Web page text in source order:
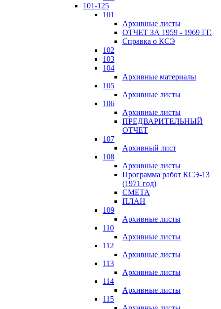
101-125
101
Архивные листы
ОТЧЕТ ЗА 1959 - 1969 ГГ.
Справка о КСЭ
102
103
104
Архивные материалы
105
Архивные листы
106
Архивные листы
ПРЕДВАРИТЕЛЬНЫЙ
ОТЧЕТ
107
Архивный лист
108
Архивные листы
Программа работ КСЭ-13
(1971 год)
СМЕTA
ПЛАН
109
Архивные листы
110
Архивные листы
112
Архивные листы
113
Архивные листы
114
Архивные листы
115